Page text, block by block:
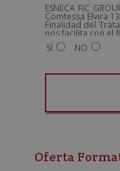
ESNECA FIC
Comtessa Elvira
Finalidad del
nos facilita con el
tipo comercial
y otros tipo de
Derechos: Puede
Para más
Privacidad.
Desea recibir
SÍ NO
t
Oferta